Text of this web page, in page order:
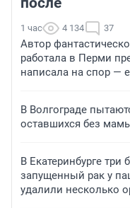
1 час 4 134 37
Автор
работала в Перми
написала на спор —
В Волгограде
оставшихся без
В Екатеринбурге
запущенный рак у
удалили несколько